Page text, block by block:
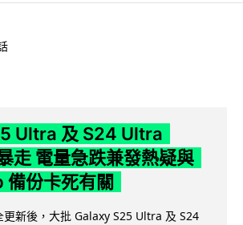
Ultra 及 S24 Ultra
走 電量急跌兼發熱疑與
份卡死有關
新後，大批 Galaxy S25 Ultra 及 S24